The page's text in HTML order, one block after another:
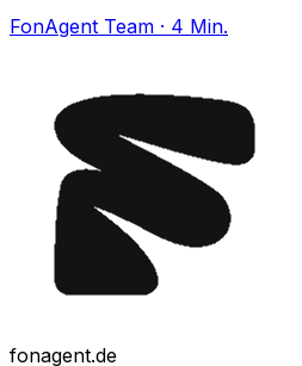
FonAgent Team · 4 Min.
fonagent.de